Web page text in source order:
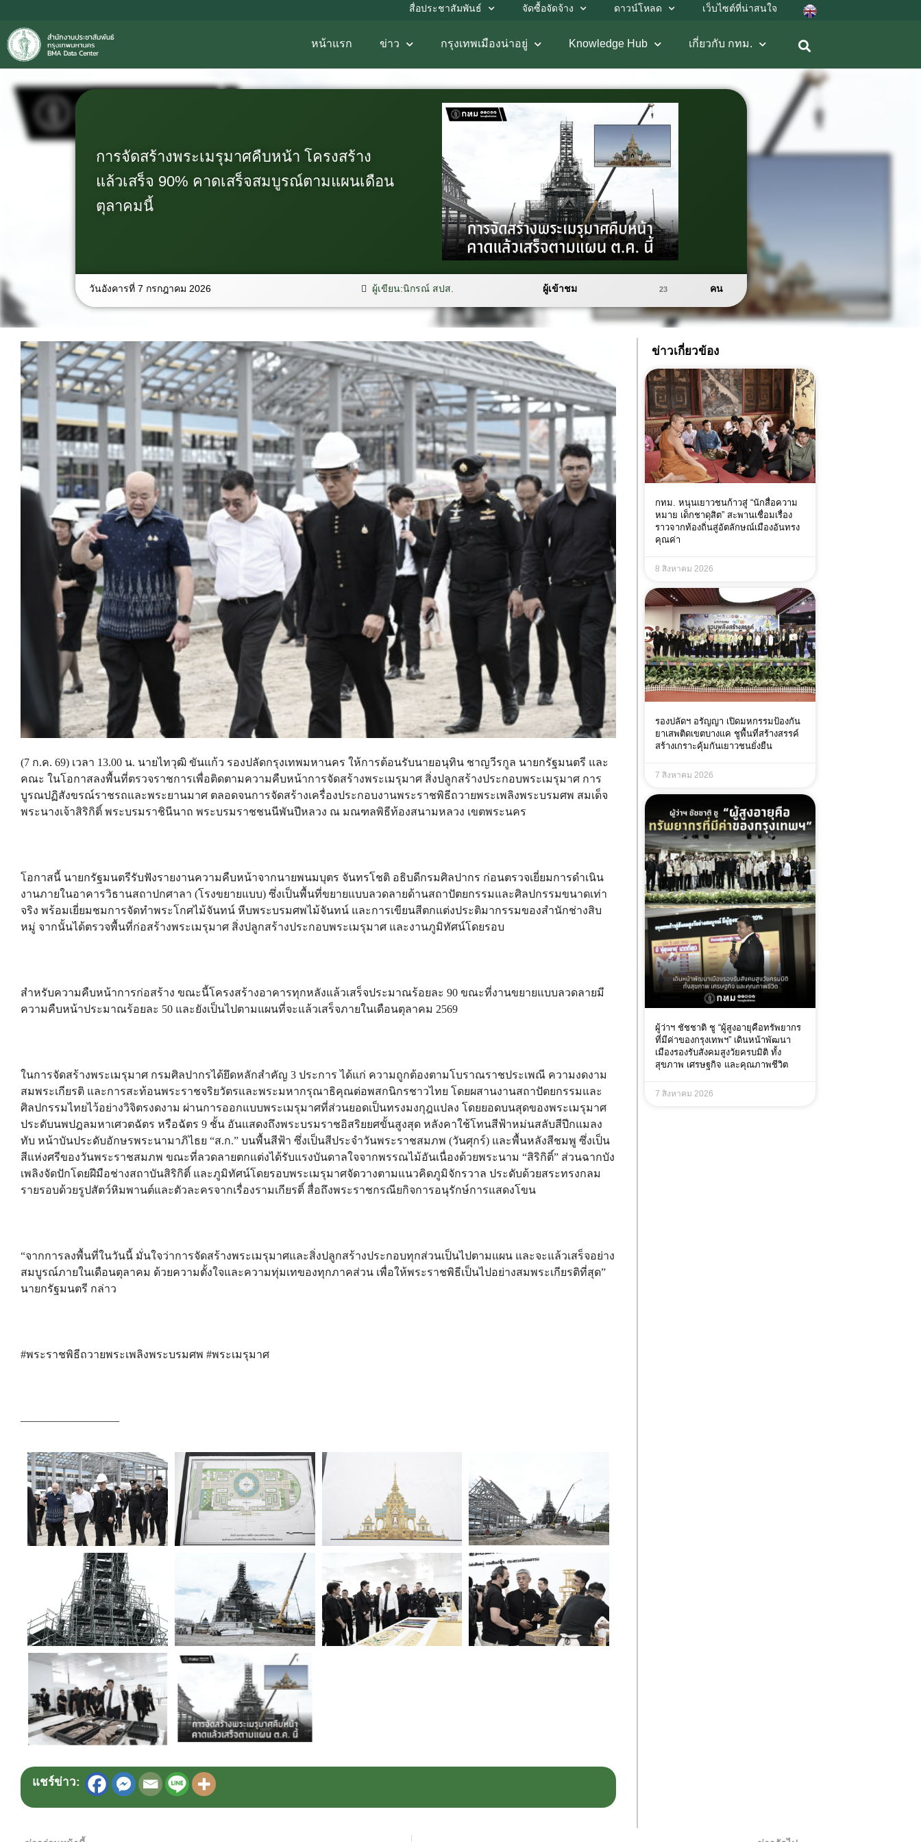
สื่อประชาสัมพันธ์ จัดซื้อจัดจ้าง ดาวน์โหลด เว็บไซต์ที่น่าสนใจ
หน้าแรก ข่าว กรุงเทพเมืองน่าอยู่ Knowledge Hub เกี่ยวกับ กทม.
การจัดสร้างพระเมรุมาศคืบหน้า โครงสร้าง
แล้วเสร็จ 90% คาดเสร็จสมบูรณ์ตามแผนเดือน
ตุลาคมนี้
วันอังคารที่ 7 กรกฎาคม 2026 ผู้เขียน:นิกรณ์ สปส. ผู้เข้าชม 23 คน
(7 ก.ค. 69) เวลา 13.00 น. นายไทวุฒิ ขันแก้ว รองปลัดกรุงเทพมหานคร ให้การต้อนรับนายอนุทิน ชาญวีรกูล นายกรัฐมนตรี และ
คณะ ในโอกาสลงพื้นที่ตรวจราชการเพื่อติดตามความคืบหน้าการจัดสร้างพระเมรุมาศ สิ่งปลูกสร้างประกอบพระเมรุมาศ การ
บูรณปฏิสังขรณ์ราชรถและพระยานมาศ ตลอดจนการจัดสร้างเครื่องประกอบงานพระราชพิธีถวายพระเพลิงพระบรมศพ สมเด็จ
พระนางเจ้าสิริกิติ์ พระบรมราชินีนาถ พระบรมราชชนนีพันปีหลวง ณ มณฑลพิธีท้องสนามหลวง เขตพระนคร
โอกาสนี้ นายกรัฐมนตรีรับฟังรายงานความคืบหน้าจากนายพนมบุตร จันทรโชติ อธิบดีกรมศิลปากร ก่อนตรวจเยี่ยมการดำเนิน
งานภายในอาคารวิธานสถาปกศาลา (โรงขยายแบบ) ซึ่งเป็นพื้นที่ขยายแบบลวดลายด้านสถาปัตยกรรมและศิลปกรรมขนาดเท่า
จริง พร้อมเยี่ยมชมการจัดทำพระโกศไม้จันทน์ หีบพระบรมศพไม้จันทน์ และการเขียนสีตกแต่งประติมากรรมของสำนักช่างสิบ
หมู่ จากนั้นได้ตรวจพื้นที่ก่อสร้างพระเมรุมาศ สิ่งปลูกสร้างประกอบพระเมรุมาศ และงานภูมิทัศน์โดยรอบ
สำหรับความคืบหน้าการก่อสร้าง ขณะนี้โครงสร้างอาคารทุกหลังแล้วเสร็จประมาณร้อยละ 90 ขณะที่งานขยายแบบลวดลายมี
ความคืบหน้าประมาณร้อยละ 50 และยังเป็นไปตามแผนที่จะแล้วเสร็จภายในเดือนตุลาคม 2569
ในการจัดสร้างพระเมรุมาศ กรมศิลปากรได้ยึดหลักสำคัญ 3 ประการ ได้แก่ ความถูกต้องตามโบราณราชประเพณี ความงดงาม
สมพระเกียรติ และการสะท้อนพระราชจริยวัตรและพระมหากรุณาธิคุณต่อพสกนิกรชาวไทย โดยผสานงานสถาปัตยกรรมและ
ศิลปกรรมไทยไว้อย่างวิจิตรงดงาม ผ่านการออกแบบพระเมรุมาศที่ส่วนยอดเป็นทรงมงกุฎแปลง โดยยอดบนสุดของพระเมรุมาศ
ประดับนพปฎลมหาเศวตฉัตร หรือฉัตร 9 ชั้น อันแสดงถึงพระบรมราชอิสริยยศขั้นสูงสุด หลังคาใช้โทนสีฟ้าหม่นสลับสีปีกแมลง
ทับ หน้าบันประดับอักษรพระนามาภิไธย “ส.ก.” บนพื้นสีฟ้า ซึ่งเป็นสีประจำวันพระราชสมภพ (วันศุกร์) และพื้นหลังสีชมพู ซึ่งเป็น
สีแห่งศรีของวันพระราชสมภพ ขณะที่ลวดลายตกแต่งได้รับแรงบันดาลใจจากพรรณไม้อันเนื่องด้วยพระนาม “สิริกิติ์” ส่วนฉากบัง
เพลิงจัดปักโดยฝีมือช่างสถาบันสิริกิติ์ และภูมิทัศน์โดยรอบพระเมรุมาศจัดวางตามแนวคิดภูมิจักรวาล ประดับด้วยสระทรงกลม
รายรอบด้วยรูปสัตว์หิมพานต์และตัวละครจากเรื่องรามเกียรติ์ สื่อถึงพระราชกรณียกิจการอนุรักษ์การแสดงโขน
“จากการลงพื้นที่ในวันนี้ มั่นใจว่าการจัดสร้างพระเมรุมาศและสิ่งปลูกสร้างประกอบทุกส่วนเป็นไปตามแผน และจะแล้วเสร็จอย่าง
สมบูรณ์ภายในเดือนตุลาคม ด้วยความตั้งใจและความทุ่มเทของทุกภาคส่วน เพื่อให้พระราชพิธีเป็นไปอย่างสมพระเกียรติที่สุด”
นายกรัฐมนตรี กล่าว
#พระราชพิธีถวายพระเพลิงพระบรมศพ #พระเมรุมาศ
—————————
แชร์ข่าว:
ข่าวเกี่ยวข้อง
กทม. หนุนเยาวชนก้าวสู่ “นักสื่อความ
หมาย เด็กชาดุสิต” สะพานเชื่อมเรื่อง
ราวจากท้องถิ่นสู่อัตลักษณ์เมืองอันทรง
คุณค่า
8 สิงหาคม 2026
รองปลัดฯ อรัญญา เปิดมหกรรมป้องกัน
ยาเสพติดเขตบางแค ชูพื้นที่สร้างสรรค์
สร้างเกราะคุ้มกันเยาวชนยั่งยืน
7 สิงหาคม 2026
ผู้ว่าฯ ชัชชาติ ชู “ผู้สูงอายุคือทรัพยากร
ที่มีค่าของกรุงเทพฯ” เดินหน้าพัฒนา
เมืองรองรับสังคมสูงวัยครบมิติ ทั้ง
สุขภาพ เศรษฐกิจ และคุณภาพชีวิต
7 สิงหาคม 2026